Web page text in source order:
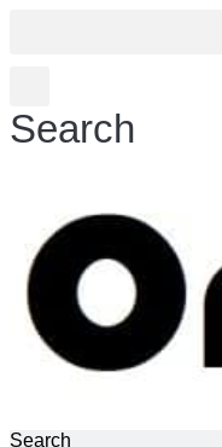
Search
Search